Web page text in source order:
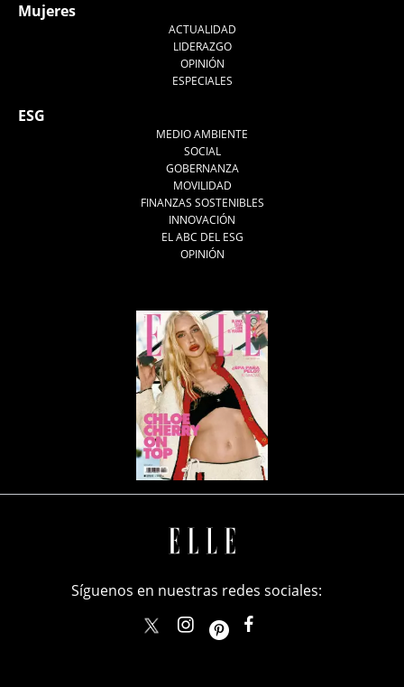
Mujeres
ACTUALIDAD
LIDERAZGO
OPINIÓN
ESPECIALES
ESG
MEDIO AMBIENTE
SOCIAL
GOBERNANZA
MOVILIDAD
FINANZAS SOSTENIBLES
INNOVACIÓN
EL ABC DEL ESG
OPINIÓN
Síguenos en nuestras redes sociales:
elle_mexicoellemexico